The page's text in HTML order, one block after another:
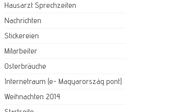
Hausarzt Sprechzeiten
Nachrichten
Stickereien
Mitarbeiter
Osterbräuche
Internetraum (e- Magyarország pont)
Weihnachten 2014